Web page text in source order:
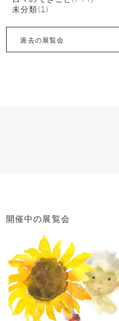
未分類(1)
過去の展覧会
開催中の展覧会